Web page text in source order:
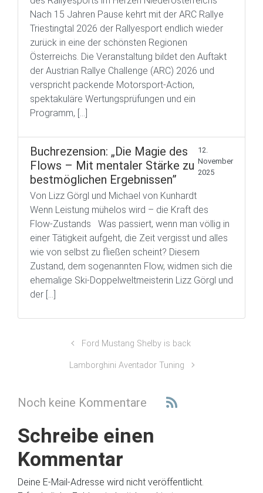
Nach 15 Jahren Pause kehrt mit der ARC Rallye
Triestingtal 2026 der Rallyesport endlich wieder
zurück in eine der schönsten Regionen
Österreichs. Die Veranstaltung bildet den Auftakt
der Austrian Rallye Challenge (ARC) 2026 und
verspricht packende Motorsport-Action,
spektakuläre Wertungsprüfungen und ein
Programm, […]
Buchrezension: „Die Magie des
Flows – Mit mentaler Stärke zu
bestmöglichen Ergebnissen”
12.
November
2025
Von Lizz Görgl und Michael von Kunhardt
Wenn Leistung mühelos wird – die Kraft des
Flow-Zustands Was passiert, wenn man völlig in
einer Tätigkeit aufgeht, die Zeit vergisst und alles
wie von selbst zu fließen scheint? Diesem
Zustand, dem sogenannten Flow, widmen sich die
ehemalige Ski-Doppelweltmeisterin Lizz Görgl und
der […]
Ford Mustang Shelby is back
Lamborghini Aventador Tuning
Noch keine Kommentare
Schreibe einen
Kommentar
Deine E-Mail-Adresse wird nicht veröffentlicht.